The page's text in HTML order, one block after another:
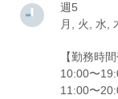
週5
月, 火, 水,
【勤務時
10:00〜
11:00〜